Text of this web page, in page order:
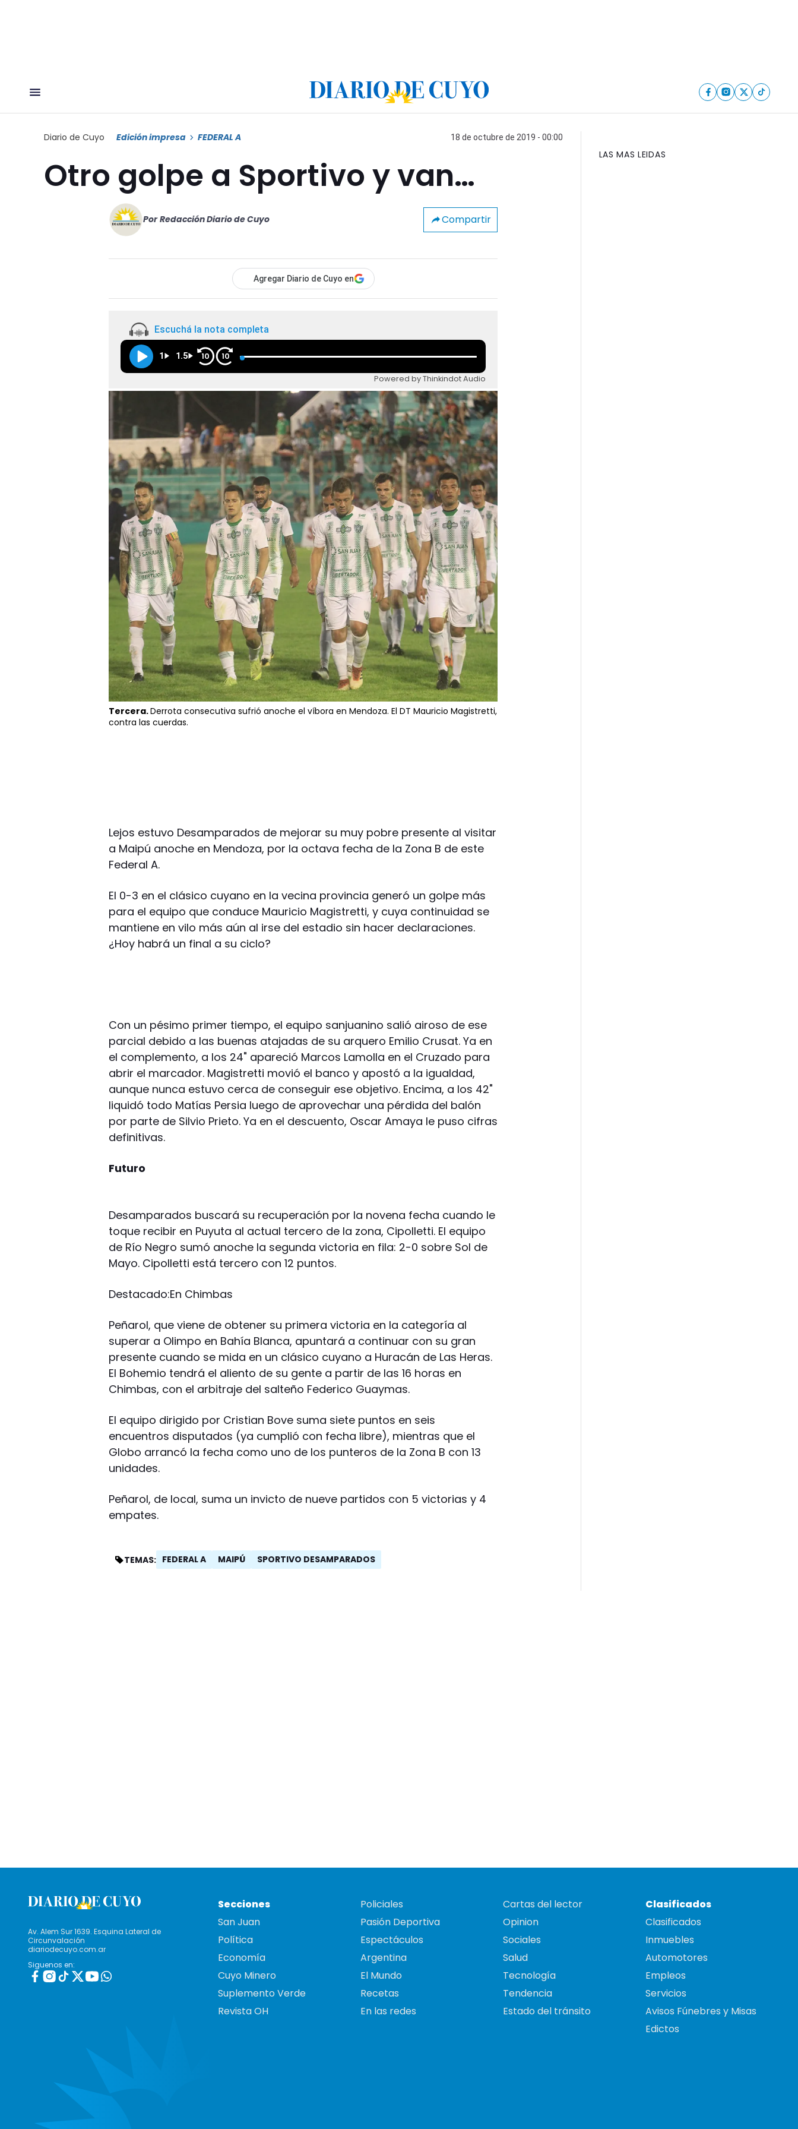
Diario de Cuyo Edición impresa FEDERAL A 18 de octubre de 2019 - 00:00
Otro golpe a Sportivo y van…
Por Redacción Diario de Cuyo Compartir
Agregar Diario de Cuyo en
Escuchá la nota completa
1 1.5 10 10
Powered by Thinkindot Audio
Tercera.Derrota consecutiva sufrió anoche el víbora en Mendoza. El DT Mauricio Magistretti,
contra las cuerdas.
Lejos estuvo Desamparados de mejorar su muy pobre presente al visitar
a Maipú anoche en Mendoza, por la octava fecha de la Zona B de este
Federal A.
El 0-3 en el clásico cuyano en la vecina provincia generó un golpe más
para el equipo que conduce Mauricio Magistretti, y cuya continuidad se
mantiene en vilo más aún al irse del estadio sin hacer declaraciones.
¿Hoy habrá un final a su ciclo?
Con un pésimo primer tiempo, el equipo sanjuanino salió airoso de ese
parcial debido a las buenas atajadas de su arquero Emilio Crusat. Ya en
el complemento, a los 24" apareció Marcos Lamolla en el Cruzado para
abrir el marcador. Magistretti movió el banco y apostó a la igualdad,
aunque nunca estuvo cerca de conseguir ese objetivo. Encima, a los 42"
liquidó todo Matías Persia luego de aprovechar una pérdida del balón
por parte de Silvio Prieto. Ya en el descuento, Oscar Amaya le puso cifras
definitivas.
Futuro
Desamparados buscará su recuperación por la novena fecha cuando le
toque recibir en Puyuta al actual tercero de la zona, Cipolletti. El equipo
de Río Negro sumó anoche la segunda victoria en fila: 2-0 sobre Sol de
Mayo. Cipolletti está tercero con 12 puntos.
Destacado:En Chimbas
Peñarol, que viene de obtener su primera victoria en la categoría al
superar a Olimpo en Bahía Blanca, apuntará a continuar con su gran
presente cuando se mida en un clásico cuyano a Huracán de Las Heras.
El Bohemio tendrá el aliento de su gente a partir de las 16 horas en
Chimbas, con el arbitraje del salteño Federico Guaymas.
El equipo dirigido por Cristian Bove suma siete puntos en seis
encuentros disputados (ya cumplió con fecha libre), mientras que el
Globo arrancó la fecha como uno de los punteros de la Zona B con 13
unidades.
Peñarol, de local, suma un invicto de nueve partidos con 5 victorias y 4
empates.
TEMAS: FEDERAL A MAIPÚ SPORTIVO DESAMPARADOS
LAS MAS LEIDAS
Av. Alem Sur 1639. Esquina Lateral de
Circunvalación
diariodecuyo.com.ar
Siguenos en:
Secciones
San Juan
Política
Economía
Cuyo Minero
Suplemento Verde
Revista OH
Policiales
Pasión Deportiva
Espectáculos
Argentina
El Mundo
Recetas
En las redes
Cartas del lector
Opinion
Sociales
Salud
Tecnología
Tendencia
Estado del tránsito
Clasificados
Clasificados
Inmuebles
Automotores
Empleos
Servicios
Avisos Fúnebres y Misas
Edictos